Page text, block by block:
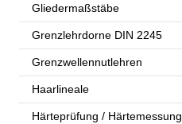
Gliedermaßstäbe
Grenzlehrdorne DIN 2245
Grenzwellennutlehren
Haarlineale
Härteprüfung / Härtemessung